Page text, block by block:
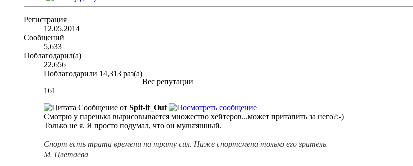
Регистрация
12.05.2014
Сообщений
5,633
Поблагодарил(а)
22,656
Поблагодарили 14,313 раз(а)
Вес репутации
161
Сообщение от Spit-it_Out
Смотрю у паренька вырисовывается множество хейтеров...может притапить за него?:-)
Только не я. Я просто подумал, что он мультяшный.
Спорт есть трата времени на трату сил. Ниже спортсмена только его зритель.
М. Цветаева